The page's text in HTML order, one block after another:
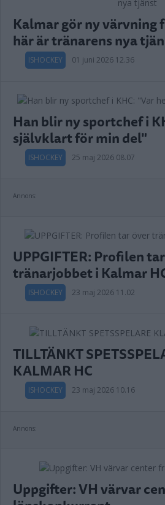
Kalmar gör ny värvning
här är tränarens nya
ISHOCKEY 01 juni 2026 12.36
Han blir ny sportchef i
självklart för min del"
ISHOCKEY 25 maj 2026 08.07
Annons:
UPPGIFTER: Profilen
tränarjobbet i Kalmar
ISHOCKEY 23 maj 2026 11.02
TILLTÄNKT
KALMAR HC
ISHOCKEY 23 maj 2026 10.16
Annons:
Uppgifter: VH värvar